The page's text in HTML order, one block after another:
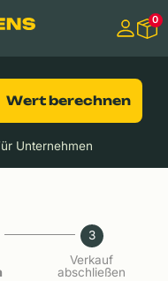
0
Wert berechnen
Unternehmen
3
Verkauf
abschließen